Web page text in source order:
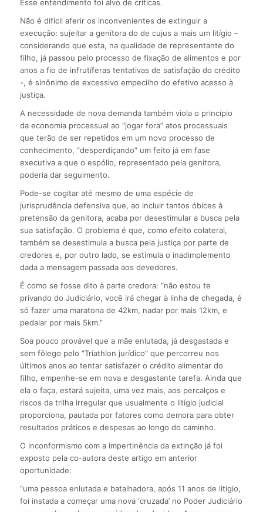
Esse entendimento foi alvo de críticas.
Não é difícil aferir os inconvenientes de extinguir a
execução: sujeitar a genitora do de cujus a mais um litígio –
considerando que esta, na qualidade de representante do
filho, já passou pelo processo de fixação de alimentos e por
anos a fio de infrutíferas tentativas de satisfação do crédito
-, é sinônimo de excessivo empecilho do efetivo acesso à
justiça.
A necessidade de nova demanda também viola o princípio
da economia processual ao “jogar fora” atos processuais
que terão de ser repetidos em um novo processo de
conhecimento, “desperdiçando” um feito já em fase
executiva a que o espólio, representado pela genitora,
poderia dar seguimento.
Pode-se cogitar até mesmo de uma espécie de
jurisprudência defensiva que, ao incluir tantos óbices à
pretensão da genitora, acaba por desestimular a busca pela
sua satisfação. O problema é que, como efeito colateral,
também se desestimula a busca pela justiça por parte de
credores e, por outro lado, se estimula o inadimplemento
dada a mensagem passada aos devedores.
É como se fosse dito à parte credora: “não estou te
privando do Judiciário, você irá chegar à linha de chegada, é
só fazer uma maratona de 42km, nadar por mais 12km, e
pedalar por mais 5km.”
Soa pouco provável que a mãe enlutada, já desgastada e
sem fôlego pelo “Triathlon jurídico” que percorreu nos
últimos anos ao tentar satisfazer o crédito alimentar do
filho, empenhe-se em nova e desgastante tarefa. Ainda que
ela o faça, estará sujeita, uma vez mais, aos percalços e
riscos da trilha irregular que usualmente o litígio judicial
proporciona, pautada por fatores como demora para obter
resultados práticos e despesas ao longo do caminho.
O inconformismo com a impertinência da extinção já foi
exposto pela co-autora deste artigo em anterior
oportunidade:
“uma pessoa enlutada e batalhadora, após 11 anos de litígio,
foi instada a começar uma nova ‘cruzada’ no Poder Judiciário